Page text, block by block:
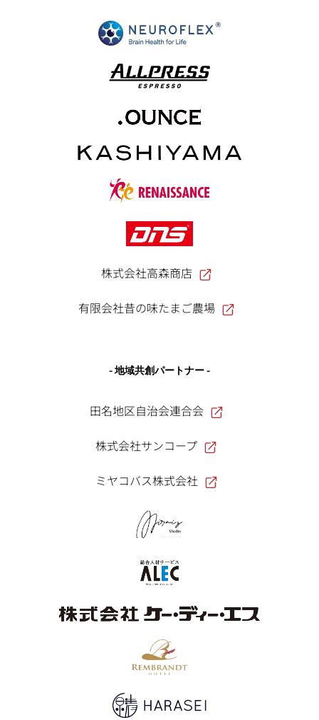
株式会社高森商店
有限会社昔の味たまご農場
- 地域共創パートナー -
田名地区自治会連合会
株式会社サンコープ
ミヤコバス株式会社